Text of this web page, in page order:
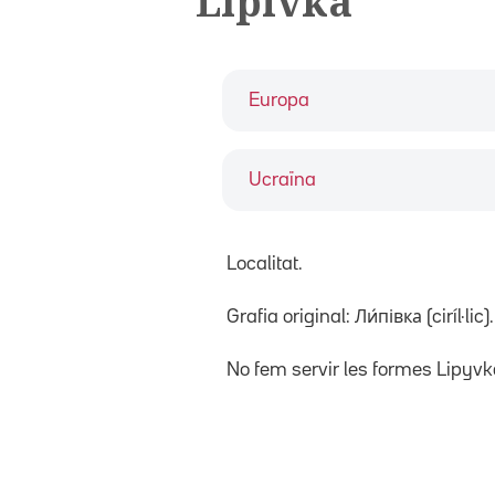
Europa
Ucraïna
Localitat.
Grafia original: Ли́півка (ciríl·lic).
No fem servir les formes